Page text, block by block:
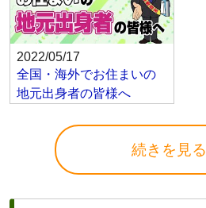
2022/05/17
全国・海外でお住まいの
地元出身者の皆様へ
続きを見る